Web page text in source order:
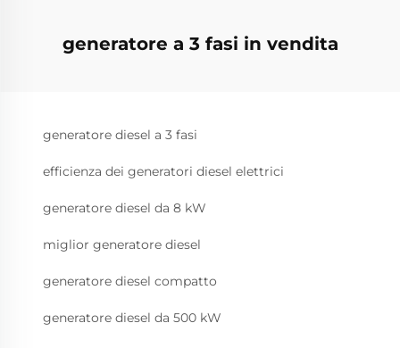
generatore a 3 fasi in vendita
generatore diesel a 3 fasi
efficienza dei generatori diesel elettrici
generatore diesel da 8 kW
miglior generatore diesel
generatore diesel compatto
generatore diesel da 500 kW